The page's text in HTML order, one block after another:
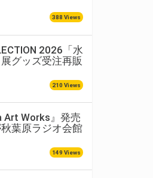
388 Views
2026「水
グッズ受注再販
210 Views
Art Works』発売
葉原ラジオ会館
149 Views